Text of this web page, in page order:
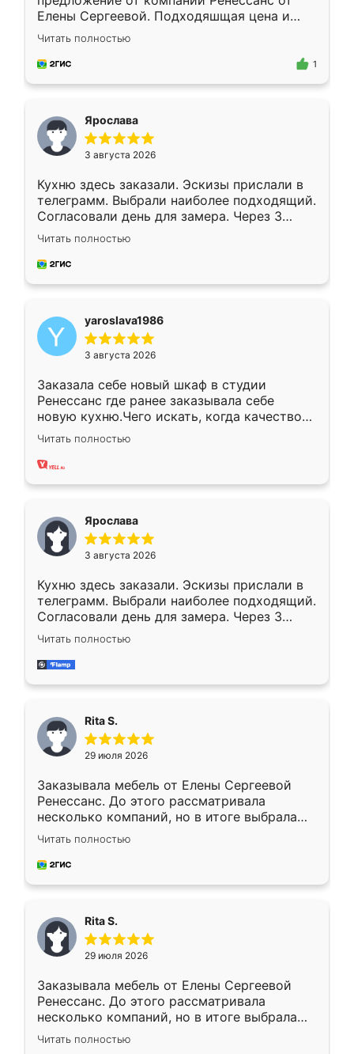
Елены Сергеевой. Подходяшщая цена и
короткие сроки изготовления. Приехавший
для замера сотрудник Владислав
предложил по моему эскизу самый
Читать полностью
1
Ярослава
3 августа 2026
Кухню здесь заказали. Эскизы прислали в
телеграмм. Выбрали наиболее подходящий.
Согласовали день для замера. Через 3
недели кухня была уже готова. Остались
довольны работой. Спасибо Ренессанс
мебель за качественную работу!
Читать полностью
yaroslava1986
3 августа 2026
Заказала себе новый шкаф в студии
Ренессанс где ранее заказывала себе
новую кухню.Чего искать, когда качеством
вполне довольна. Служит кухня уже почти
два года, нареканий нет.
Читать полностью
Ярослава
3 августа 2026
Кухню здесь заказали. Эскизы прислали в
телеграмм. Выбрали наиболее подходящий.
Согласовали день для замера. Через 3
недели кухня была уже готова. Остались
довольны работой. Спасибо Ренессанс
мебель за качественную работу!
Читать полностью
Rita S.
29 июля 2026
Заказывала мебель от Елены Сергеевой
Ренессанс. До этого рассматривала
несколько компаний, но в итоге выбрала
эту. Сначала обговорили условия, потом
приехал замерщик, всё спокойно объяснил
и снял размеры. Изготовили в срок, с
каких-либо доработок. Качеством осталась
довольна, все выглядит так, как и ожидала.
Читать полностью
Rita S.
29 июля 2026
Заказывала мебель от Елены Сергеевой
Ренессанс. До этого рассматривала
несколько компаний, но в итоге выбрала
эту. Сначала обговорили условия, потом
приехал замерщик, всё спокойно объяснил
Читать полностью